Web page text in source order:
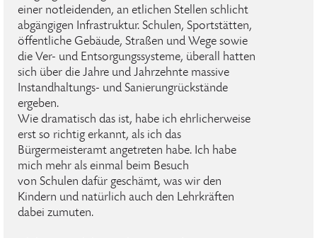
einer notleidenden, an etlichen Stellen schlicht
abgängigen Infrastruktur. Schulen, Sportstätten,
öffentliche Gebäude, Straßen und Wege sowie
die Ver- und Entsorgungssysteme, überall hatten
sich über die Jahre und Jahrzehnte massive
Instandhaltungs- und Sanierungrückstände
ergeben.
Wie dramatisch das ist, habe ich ehrlicherweise
erst so richtig erkannt, als ich das
Bürgermeisteramt angetreten habe. Ich habe
mich mehr als einmal beim Besuch
von Schulen dafür geschämt, was wir den
Kindern und natürlich auch den Lehrkräften
dabei zumuten.